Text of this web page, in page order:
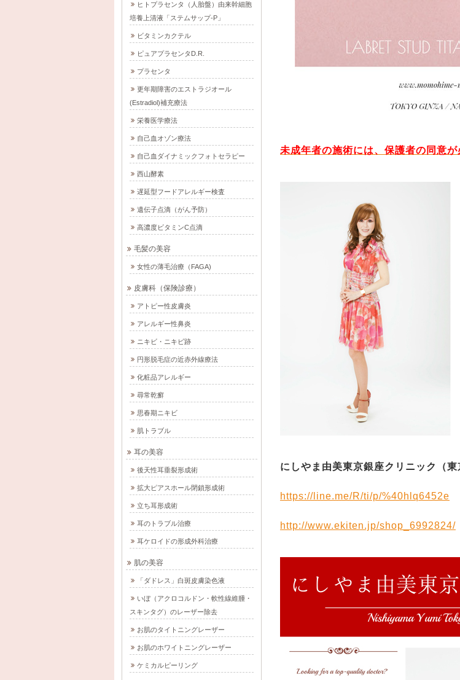
未成年者の施術には、保護者の同意
にしやま由美東京銀座クリニック（東
https://line.me/R/ti/p/%40hlq6452e
http://www.ekiten.jp/shop_6992824/
ヒトプラセンタ（人胎盤）由来幹細胞
培養上清液「ステムサップ-P」
ビタミンカクテル
ピュアプラセンタD.R.
プラセンタ
更年期障害のエストラジオール
(Estradiol)補充療法
栄養医学療法
自己血オゾン療法
自己血ダイナミックフォトセラピー
西山酵素
遅延型フードアレルギー検査
遺伝子点滴（がん予防）
高濃度ビタミンC点滴
毛髪の美容
女性の薄毛治療（FAGA)
皮膚科（保険診療）
アトピー性皮膚炎
アレルギー性鼻炎
ニキビ・ニキビ跡
円形脱毛症の近赤外線療法
化粧品アレルギー
尋常乾癬
思春期ニキビ
肌トラブル
耳の美容
後天性耳垂裂形成術
拡大ピアスホール閉鎖形成術
立ち耳形成術
耳のトラブル治療
耳ケロイドの形成外科治療
肌の美容
「ダドレス」白斑皮膚染色液
いぼ（アクロコルドン・軟性線維腫・
スキンタグ）のレーザー除去
お肌のタイトニングレーザー
お肌のホワイトニングレーザー
ケミカルピーリング